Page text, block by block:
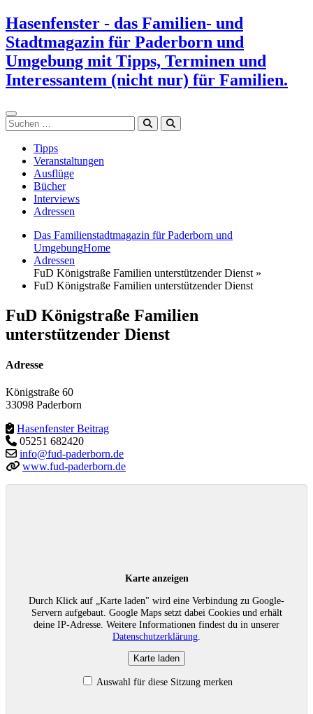
Zum
Inhalt
springen
Hasenfenster - das Familien- und
Stadtmagazin für Paderborn und
Umgebung mit Tipps, Terminen und
Interessantem (nicht nur) für Familien.
Suchen
Tipps
Veranstaltungen
Ausflüge
Bücher
Interviews
Adressen
Das Familienstadtmagazin für Paderborn und
UmgebungHome
Adressen
FuD Königstraße Familien unterstützender Dienst »
FuD Königstraße Familien unterstützender Dienst
FuD Königstraße Familien
unterstützender Dienst
Adresse
Königstraße 60
33098 Paderborn
Hasenfenster Beitrag
05251 682420
info@fud-paderborn.de
www.fud-paderborn.de
Karte anzeigen
Durch Klick auf „Karte laden" wird eine Verbindung zu Google-
Servern aufgebaut. Google Maps setzt dabei Cookies und erhält
deine IP-Adresse. Weitere Informationen findest du in unserer
Datenschutzerklärung
Karte laden
Auswahl für diese Sitzung merken